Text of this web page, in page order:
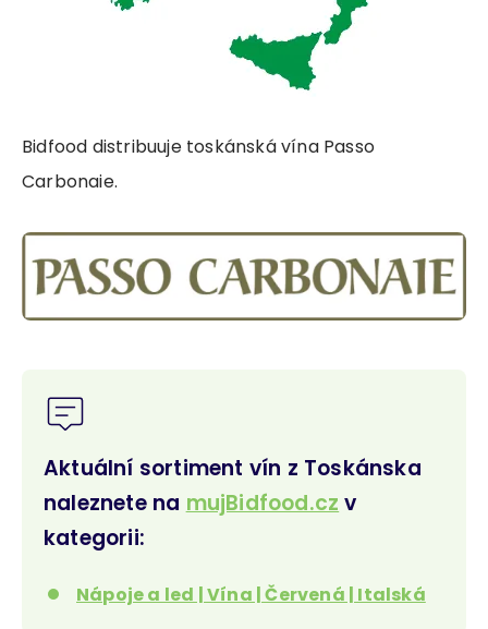
Bidfood distribuuje toskánská vína Passo
Carbonaie.
Aktuální sortiment vín z Toskánska
naleznete na mujBidfood.cz v
kategorii:
Nápoje a led | Vína | Červená | Italská